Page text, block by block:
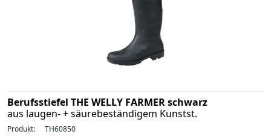
Berufsstiefel THE WELLY FARMER schwarz
aus laugen- + säurebeständigem Kunstst.
Produkt: TH60850